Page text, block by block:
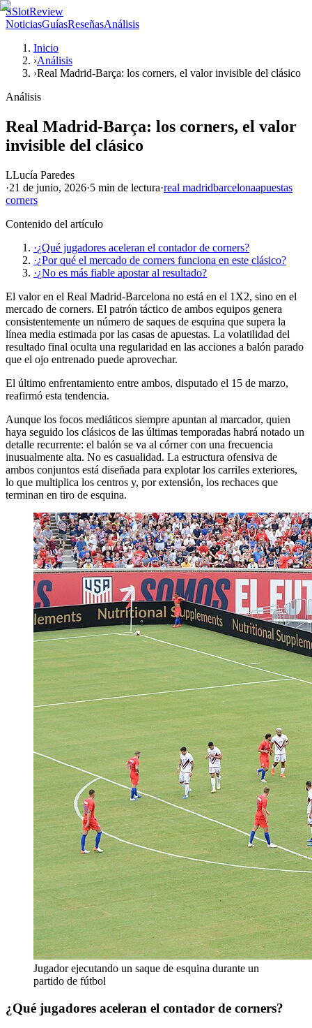
SSlotReview
NoticiasGuíasReseñasAnálisis
Inicio
›Análisis
›Real Madrid-Barça: los corners, el valor invisible del clásico
Análisis
Real Madrid-Barça: los corners, el valor
invisible del clásico
LLucía Paredes
·21 de junio, 2026·5 min de lectura·real madridbarcelonaapuestas
corners
Contenido del artículo
·¿Qué jugadores aceleran el contador de corners?
·¿Por qué el mercado de corners funciona en este clásico?
·¿No es más fiable apostar al resultado?
El valor en el Real Madrid-Barcelona no está en el 1X2, sino en el
mercado de corners. El patrón táctico de ambos equipos genera
consistentemente un número de saques de esquina que supera la
línea media estimada por las casas de apuestas. La volatilidad del
resultado final oculta una regularidad en las acciones a balón parado
que el ojo entrenado puede aprovechar.
El último enfrentamiento entre ambos, disputado el 15 de marzo,
reafirmó esta tendencia.
Aunque los focos mediáticos siempre apuntan al marcador, quien
haya seguido los clásicos de las últimas temporadas habrá notado un
detalle recurrente: el balón se va al córner con una frecuencia
inusualmente alta. No es casualidad. La estructura ofensiva de
ambos conjuntos está diseñada para explotar los carriles exteriores,
lo que multiplica los centros y, por extensión, los rechaces que
terminan en tiro de esquina.
Jugador ejecutando un saque de esquina durante un
partido de fútbol
¿Qué jugadores aceleran el contador de corners?